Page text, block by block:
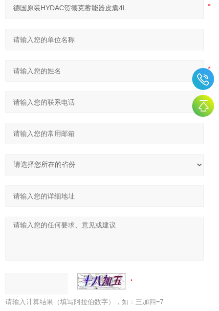
请输入计算结果（填写阿拉伯数字），如：三加四=7